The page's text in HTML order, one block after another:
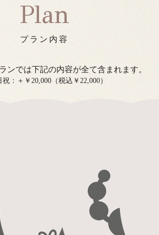
Plan
プラン内容
ンでは下記の内容が全て含まれます。
祝：＋￥20,000（税込￥22,000）